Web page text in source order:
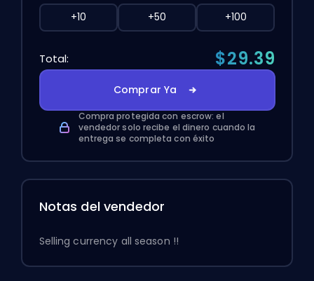
+10 +50 +100
Total: $29.39
Comprar Ya
Compra protegida con escrow: el
vendedor solo recibe el dinero cuando la
entrega se completa con éxito
Notas del vendedor
Selling currency all season !!